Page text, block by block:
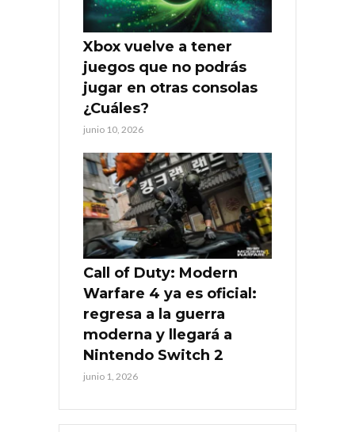
Xbox vuelve a tener
juegos que no podrás
jugar en otras consolas
¿Cuáles?
junio 10, 2026
Call of Duty: Modern
Warfare 4 ya es oficial:
regresa a la guerra
moderna y llegará a
Nintendo Switch 2
junio 1, 2026